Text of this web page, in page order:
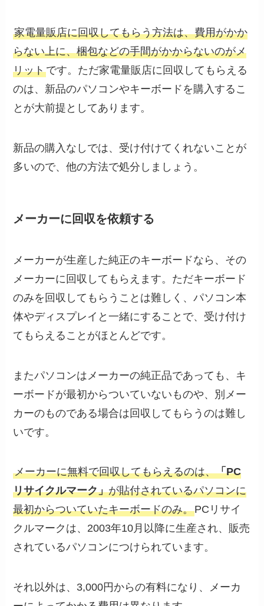
家電量販店に回収してもらう方法は、費用がかか
らない上に、梱包などの手間がかからないのがメ
リットです。ただ家電量販店に回収してもらえる
のは、新品のパソコンやキーボードを購入するこ
とが大前提としてあります。
新品の購入なしでは、受け付けてくれないことが
多いので、他の方法で処分しましょう。
メーカーに回収を依頼する
メーカーが生産した純正のキーボードなら、その
メーカーに回収してもらえます。ただキーボード
のみを回収してもらうことは難しく、パソコン本
体やディスプレイと一緒にすることで、受け付け
てもらえることがほとんどです。
またパソコンはメーカーの純正品であっても、キ
ーボードが最初からついていないものや、別メー
カーのものである場合は回収してもらうのは難し
いです。
メーカーに無料で回収してもらえるのは、「PC
リサイクルマーク」が貼付されているパソコンに
最初からついていたキーボードのみ。PCリサイ
クルマークは、2003年10月以降に生産され、販売
されているパソコンにつけられています。
それ以外は、3,000円からの有料になり、メーカ